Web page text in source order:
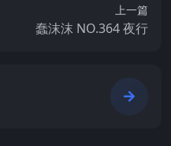
上一篇
蠢沫沫 NO.364 夜行